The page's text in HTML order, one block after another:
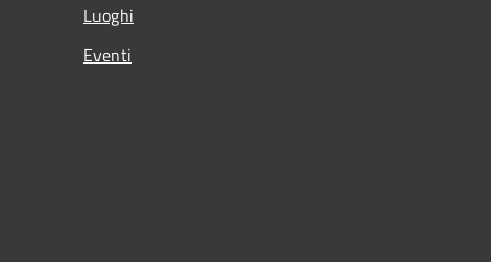
Luoghi
Eventi